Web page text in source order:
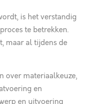
is het verstandig
te betrekken.
maar al tijdens de
over materiaalkeuze,
en